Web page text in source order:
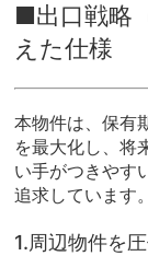
■出口戦略
えた仕様
本物件は、保有
を最大化し、将
い手がつきやす
追求しています。
1.周辺物件を